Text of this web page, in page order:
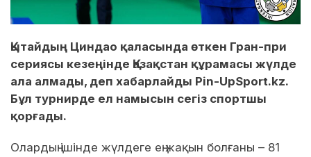
Қытайдың Циндао қаласында өткен Гран-при
сериясы кезеңінде Қазақстан құрамасы жүлде
ала алмады, деп хабарлайды Pin-UpSport.kz.
Бұл турнирде ел намысын сегіз спортшы
қорғады.
Олардың ішінде жүлдеге ең жақын болғаны – 81